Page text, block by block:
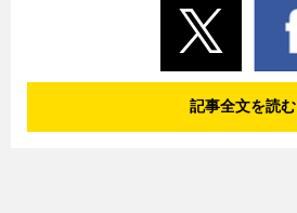
記事全文を読む